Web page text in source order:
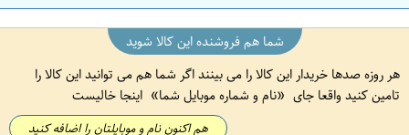
شما هم فروشنده این کالا شوید
هر روزه صدها خریدار این کالا را می بینند اگر شما هم می توانید این کالا را
تامین کنید واقعا جای
نام و شماره موبایل شما اینجا خالیست
هم اکنون نام و موبایلتان را اضافه کنید